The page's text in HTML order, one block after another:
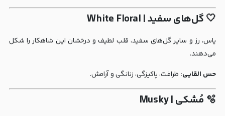
🤍 گل‌های سفید | White Floral
یاس، رز و سایر گل‌های سفید، قلب لطیف و درخشان این شاهکار را شکل
می‌دهند.
حس القایی: ظرافت، پاکیزگی، زنانگی و آرامش.
🫧 مُشکی | Musky